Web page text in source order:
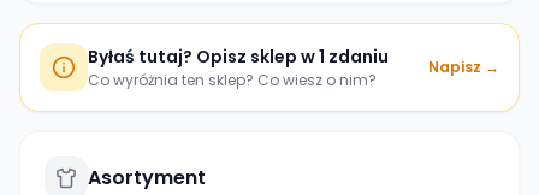
Byłaś tutaj? Opisz sklep w 1 zdaniu
Co wyróżnia ten sklep? Co wiesz o nim?
Napisz →
Asortyment